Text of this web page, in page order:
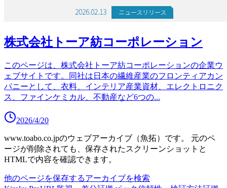
株式会社トーア紡コーポレーション
このページは、株式会社トーア紡コーポレーションの企業ウ
ェブサイトです。同社は日本の繊維産業のフロンティアカン
パニーとして、衣料、インテリア産業資材、エレクトロニク
ス、ファインケミカル、不動産など6つの...
2026/4/20
www.toabo.co.jpのウェブアーカイブ（魚拓）です。
元のペ
ージが削除されても、保存されたスクリーンショットと
HTMLで内容を確認できます。
他のページを保存するアーカイブを検索